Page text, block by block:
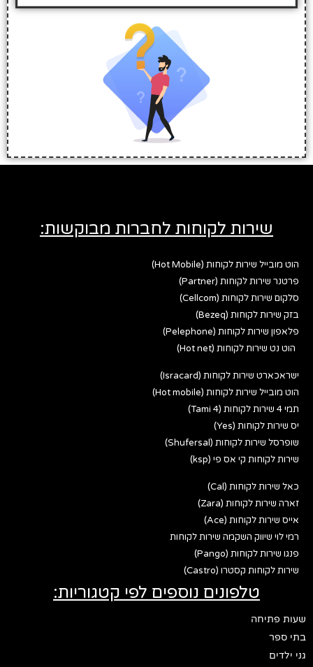
שירות לקוחות לחברות מבוקשות:
הוט מובייל שירות לקוחות (Hot Mobile)
פרטנר שירות לקוחות (Partner)
סלקום שירות לקוחות (Cellcom)
בזק שירות לקוחות (Bezeq)
פלאפון שירות לקוחות (Pelephone)
הוט נט שירות לקוחות (Hot net)
ישראכארט שירות לקוחות (Isracard)
הוט מובייל שירות לקוחות (Hot mobile)
תמי 4 שירות לקוחות (Tami 4)
יס שירות לקוחות (Yes)
שופרסל שירות לקוחות (Shufersal)
שירות לקוחות קי אס פי (ksp)
כאל שירות לקוחות (Cal)
זארה שירות לקוחות (Zara)
אייס שירות לקוחות (Ace)
רמי לוי שיווק השקמה שירות לקוחות
פנגו שירות לקוחות (Pango)
שירות לקוחות קסטרו (Castro)
טלפונים נוספים לפי קטגוריות:
שעות פתיחה
בתי ספר
גני ילדים